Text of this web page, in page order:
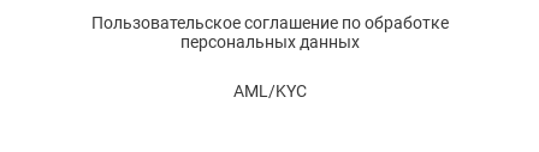
Пользовательское соглашение по обработке
персональных данных
AML/KYC